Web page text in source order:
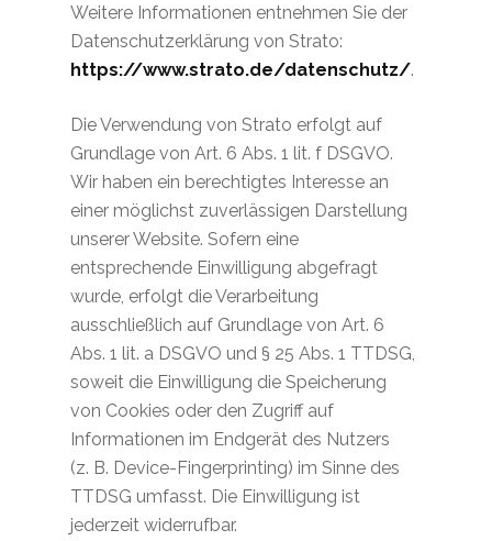
Weitere Informationen entnehmen Sie der
Datenschutzerklärung von Strato:
https://www.strato.de/datenschutz/.
Die Verwendung von Strato erfolgt auf
Grundlage von Art. 6 Abs. 1 lit. f DSGVO.
Wir haben ein berechtigtes Interesse an
einer möglichst zuverlässigen Darstellung
unserer Website. Sofern eine
entsprechende Einwilligung abgefragt
wurde, erfolgt die Verarbeitung
ausschließlich auf Grundlage von Art. 6
Abs. 1 lit. a DSGVO und § 25 Abs. 1 TTDSG,
soweit die Einwilligung die Speicherung
von Cookies oder den Zugriff auf
Informationen im Endgerät des Nutzers
(z. B. Device-Fingerprinting) im Sinne des
TTDSG umfasst. Die Einwilligung ist
jederzeit widerrufbar.